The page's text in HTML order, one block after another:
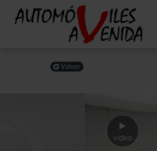
Volver
video